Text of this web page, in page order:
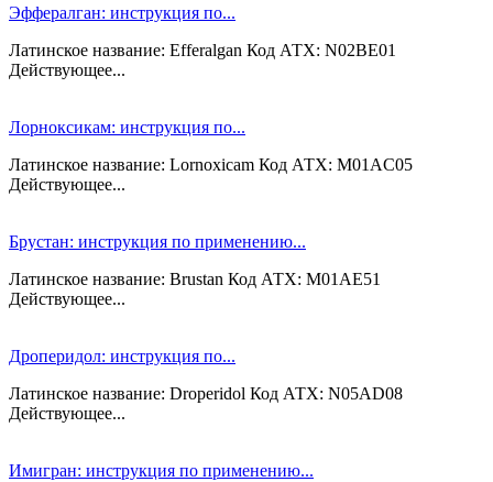
Эффералган: инструкция по...
Латинское название: Efferalgan Код АТХ: N02BE01
Действующее...
Лорноксикам: инструкция по...
Латинское название: Lornoxicam Код АТХ: M01AC05
Действующее...
Брустан: инструкция по применению...
Латинское название: Brustan Код АТХ: M01AE51
Действующее...
Дроперидол: инструкция по...
Латинское название: Droperidol Код АТХ: N05AD08
Действующее...
Имигран: инструкция по применению...